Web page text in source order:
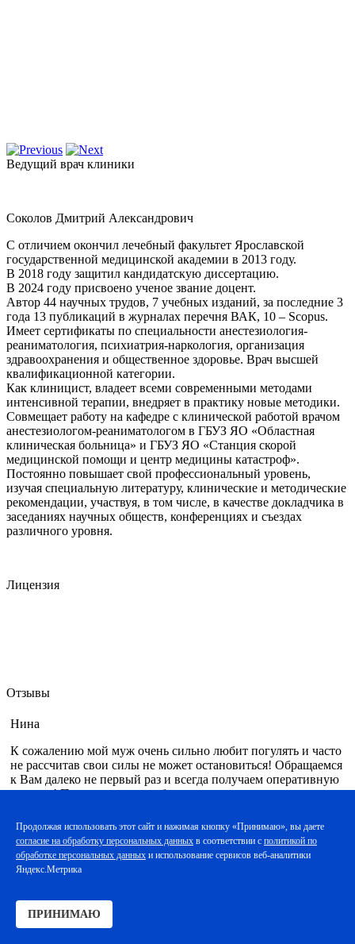
Ведущий врач клиники
Соколов Дмитрий Александрович
С отличием окончил лечебный факультет Ярославской
государственной медицинской академии в 2013 году.
В 2018 году защитил кандидатскую диссертацию.
В 2024 году присвоено ученое звание доцент.
Автор 44 научных трудов, 7 учебных изданий, за последние 3
года 13 публикаций в журналах перечня ВАК, 10 – Scopus.
Имеет сертификаты по специальности анестезиология-
реаниматология, психиатрия-наркология, организация
здравоохранения и общественное здоровье. Врач высшей
квалификационной категории.
Как клиницист, владеет всеми современными методами
интенсивной терапии, внедряет в практику новые методики.
Совмещает работу на кафедре с клинической работой врачом
анестезиологом-реаниматологом в ГБУЗ ЯО «Областная
клиническая больница» и ГБУЗ ЯО «Станция скорой
медицинской помощи и центр медицины катастроф».
Постоянно повышает свой профессиональный уровень,
изучая специальную литературу, клинические и методические
рекомендации, участвуя, в том числе, в качестве докладчика в
заседаниях научных обществ, конференциях и съездах
различного уровня.
Лицензия
Отзывы
Нина
К сожалению мой муж очень сильно любит погулять и часто
не рассчитав свои силы не может остановиться! Обращаемся
к Вам далеко не первый раз и всегда получаем оперативную
помощь! Приезжают очень быстро, делают качественные
Не хотелось бы конечно так часто встречаться, но статус
«своих» все же приятен! Спасибо!!!
Лариса
Спасибо Вам! Сначала боялась, что после кодировки тяжело
Продолжая использовать этот сайт и нажимая кнопку «Принимаю», вы даете
согласие на обработку персональных данных в соответствии с политикой по
обработке персональных данных и использование сервисов веб-аналитики
Яндекс.Метрика
ПРИНИМАЮ